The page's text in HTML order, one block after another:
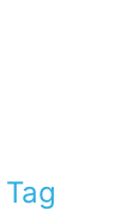
Tag